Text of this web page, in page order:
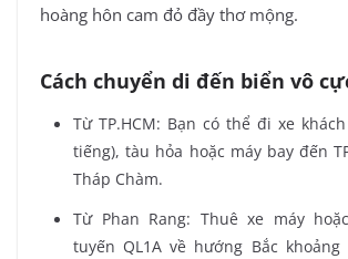
hoàng hôn cam đỏ đầy thơ mộng.
Cách chuyển di đến biển vô
Từ TP.HCM: Bạn có thể đi xe
tiếng), tàu hỏa hoặc máy bay đến
Tháp Chàm.
Từ Phan Rang: Thuê xe máy
tuyến QL1A về hướng Bắc